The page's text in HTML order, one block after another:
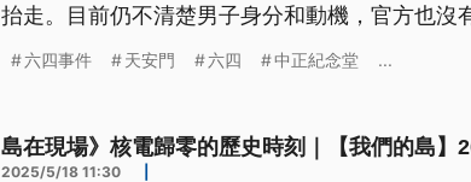
抬走。目前仍不清楚男子身分和動機，官方也沒
六四事件 天安門 六四 中正紀念堂 ...
島在現場》核電歸零的歷史時刻｜【我們的島】
2025/5/18 11:30